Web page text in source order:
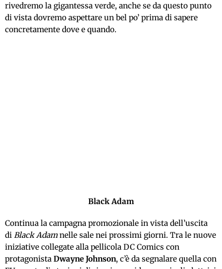
rivedremo la gigantessa verde, anche se da questo punto
di vista dovremo aspettare un bel po’ prima di sapere
concretamente dove e quando.
Black Adam
Continua la campagna promozionale in vista dell’uscita
di Black Adamnelle sale nei prossimi giorni. Tra le nuove
iniziative collegate alla pellicola DC Comics con
protagonista Dwayne Johnson, c’è da segnalare quella con